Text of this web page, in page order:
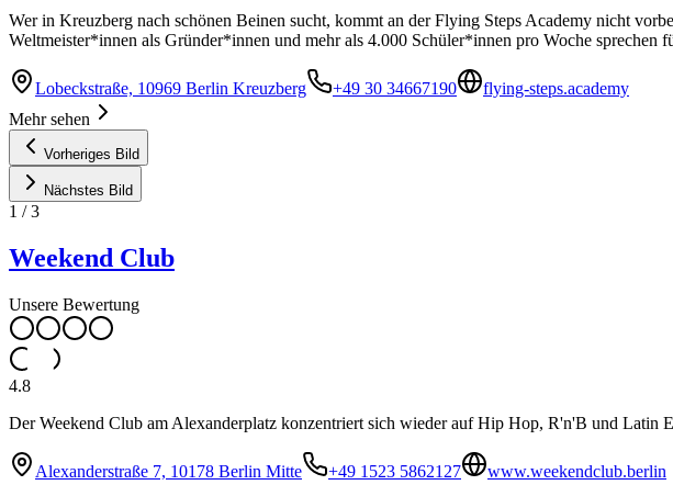
Wer in Kreuzberg nach schönen Beinen sucht, kommt an der Flying Steps Academy nicht
Weltmeister*innen als Gründer*innen und mehr als 4.000 Schüler*innen pro Woche sprechen
Lobeckstraße, 10969 Berlin Kreuzberg +49 30 34667190
flying-steps.academy
Mehr sehen
Vorheriges Bild
Nächstes Bild
1 /3
Weekend Club
Unsere Bewertung
4.8
Der Weekend Club am Alexanderplatz konzentriert sich wieder auf Hip Hop, R'n'B und Latin
Alexanderstraße 7, 10178 Berlin Mitte +49 1523 5862127
www.weekendclub.berlin